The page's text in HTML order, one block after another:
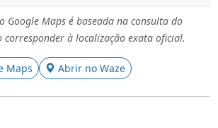
Google Maps é baseada na consulta do
corresponder à localização exata oficial.
Maps Abrir no Waze